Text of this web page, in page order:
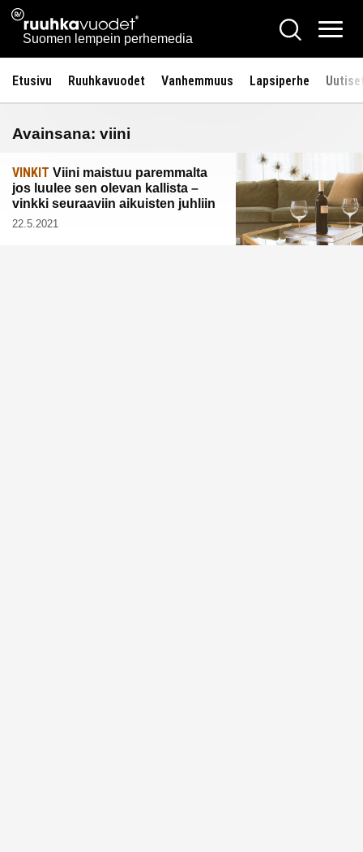
Siirry
sisältöön
Ruuhkavuodet.fi
Suomen lempein perhemedia
Hae
Etusivu Ruuhkavuodet Vanhemmuus Lapsiperhe
Avainsana: viini
VINKIT Viini maistuu paremmalta
jos luulee sen olevan kallista –
vinkki seuraaviin aikuisten juhliin
22.5.2021